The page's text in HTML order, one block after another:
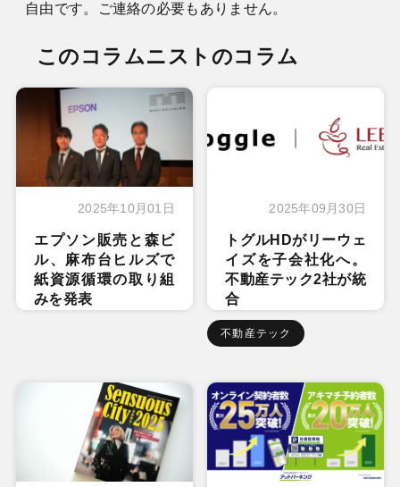
自由です。ご連絡の必要もありません。
このコラムニストのコラム
2025年10月01日
エプソン販売と森ビ
ル、麻布台ヒルズで
紙資源循環の取り組
みを発表
2025年09月30日
トグルHDがリーウェ
イズを子会社化へ。
不動産テック2社が統
合
不動産テック